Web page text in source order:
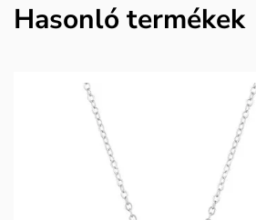
Hasonló termékek